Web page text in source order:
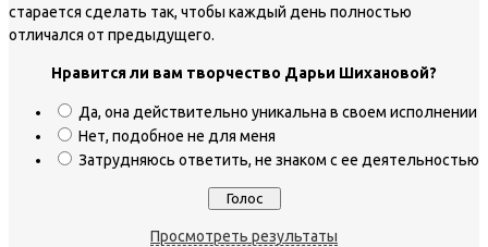
старается сделать так, чтобы каждый день полностью
отличался от предыдущего.
Нравится ли вам творчество Дарьи Шихановой?
Да, она действительно уникальна в своем исполнении
Нет, подобное не для меня
Затрудняюсь ответить, не знаком с ее деятельностью
Просмотреть результаты